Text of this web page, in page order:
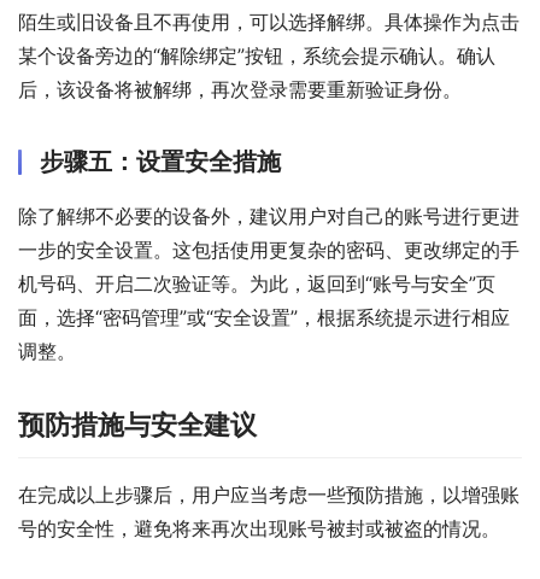
陌生或旧设备且不再使用，可以选择解绑。具体操作为点击
某个设备旁边的“解除绑定”按钮，系统会提示确认。确认
后，该设备将被解绑，再次登录需要重新验证身份。
步骤五：设置安全措施
除了解绑不必要的设备外，建议用户对自己的账号进行更进
一步的安全设置。这包括使用更复杂的密码、更改绑定的手
机号码、开启二次验证等。为此，返回到“账号与安全”页
面，选择“密码管理”或“安全设置”，根据系统提示进行相应
调整。
预防措施与安全建议
在完成以上步骤后，用户应当考虑一些预防措施，以增强账
号的安全性，避免将来再次出现账号被封或被盗的情况。